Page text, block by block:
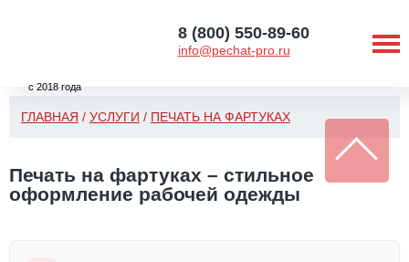
с 2018 года
info@pechat-pro.ru
8 (800) 550-89-60
ГЛАВНАЯ / УСЛУГИ / ПЕЧАТЬ НА ФАРТУКАХ
Печать на фартуках – стильное
оформление рабочей одежды